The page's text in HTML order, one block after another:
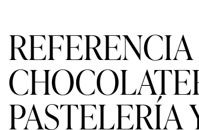
PASTELERÍA